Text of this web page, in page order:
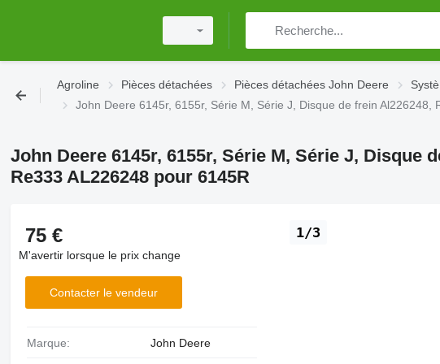
Agroline Pièces détachées Pièces détachées John Deere
John Deere 6145r, 6155r, Série M, Série J, Disque de frein Al226248,
John Deere 6145r, 6155r, Série M, Série J, Disque
Re333 AL226248 pour 6145R
1/3
75 €
M'avertir lorsque le prix change
Contacter le vendeur
Marque: John Deere